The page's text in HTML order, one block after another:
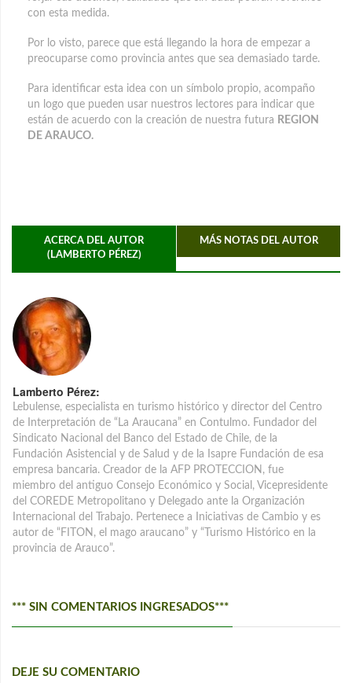
con esta medida.
Por lo visto, parece que está llegando la hora de empezar a
preocuparse como provincia antes que sea demasiado tarde.
Para identificar esta idea con un símbolo propio, acompaño
un logo que pueden usar nuestros lectores para indicar que
están de acuerdo con la creación de nuestra futura REGION
DE ARAUCO.
ACERCA DEL AUTOR
(LAMBERTO PÉREZ)
MÁS NOTAS DEL AUTOR
Lamberto Pérez:
Lebulense, especialista en turismo histórico y director del Centro
de Interpretación de “La Araucana” en Contulmo. Fundador del
Sindicato Nacional del Banco del Estado de Chile, de la
Fundación Asistencial y de Salud y de la Isapre Fundación de esa
empresa bancaria. Creador de la AFP PROTECCION, fue
miembro del antiguo Consejo Económico y Social, Vicepresidente
del COREDE Metropolitano y Delegado ante la Organización
Internacional del Trabajo. Pertenece a Iniciativas de Cambio y es
autor de “FITON, el mago araucano” y “Turismo Histórico en la
provincia de Arauco”.
*** SIN COMENTARIOS INGRESADOS***
DEJE SU COMENTARIO